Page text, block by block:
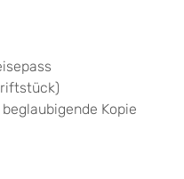
Kopie